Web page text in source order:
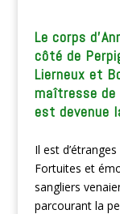
Le corps
côté de
Lierneux et
maîtresse de
est devenue
Il est
Fortuites et
sangliers
parcourant la